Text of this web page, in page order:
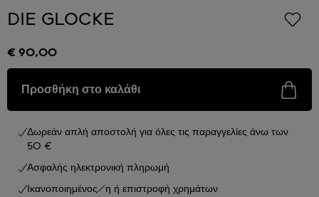
DIE GLOCKE
€ 90,00
Προσθήκη στο καλάθι
Δωρεάν απλή αποστολή για όλες τις παραγγελίες άνω των
50 €
Ασφαλής ηλεκτρονική πληρωμή
Ικανοποιημένος/η ή επιστροφή χρημάτων